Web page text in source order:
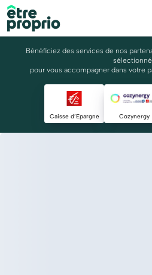
Bénéficiez des services de nos
pour vous accompagner dans votre
Caisse d’Epargne Cozynergy